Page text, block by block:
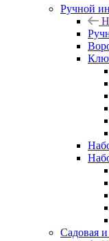
Ручной
Садовая